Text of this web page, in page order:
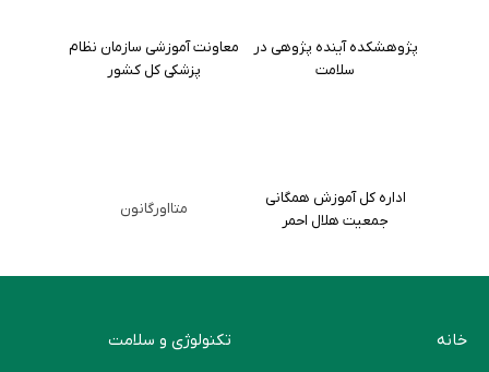
پژوهشکده آینده پژوهی در
سلامت
معاونت آموزشی سازمان نظام
پزشکی کل کشور
اداره کل آموزش همگانی
جمعیت هلال احمر
متااورگانون
خانه
تکنولوژی و سلامت